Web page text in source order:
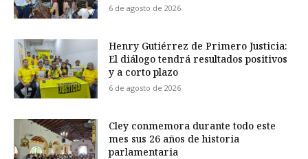
6 de agosto de 2026
Henry Gutiérrez de Primero Justicia:
El diálogo tendrá resultados positivos
y a corto plazo
6 de agosto de 2026
Cley conmemora durante todo este
mes sus 26 años de historia
parlamentaria